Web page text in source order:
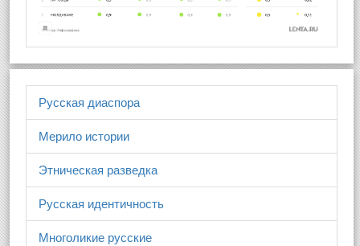
Русская диаспора
Мерило истории
Этническая разведка
Русская идентичность
Многоликие русские